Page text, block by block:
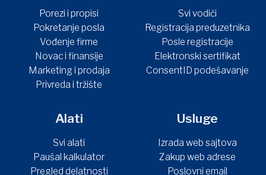
Porezi i propisi
Pokretanje posla
Vođenje firme
Novac i finansije
Marketing i prodaja
Privreda i tržište
Svi vodiči
Registracija preduzetnika
Posle registracije
Elektronski sertifikat
ConsentID podešavanje
Alati
Svi alati
Paušal kalkulator
Pregled delatnosti
Usluge
Izrada web sajtova
Zakup web adrese
Poslovni email